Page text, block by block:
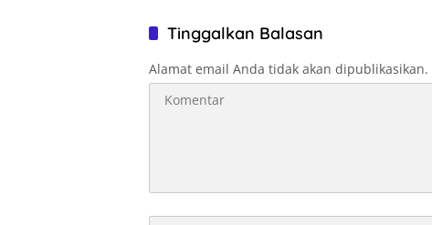
Tinggalkan Balasan
Alamat email Anda tidak akan dipublikasikan.